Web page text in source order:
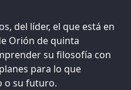
del líder, el que está en
Orión de quinta
su filosofía con
para lo que
o su futuro.